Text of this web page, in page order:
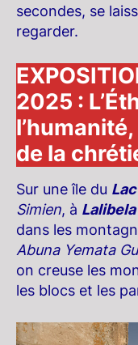
secondes, se
regarder.
2025 :
de la
Sur une île du
Simien, à Lalibela
dans les
Abuna Yemata
on creuse les
les blocs et les